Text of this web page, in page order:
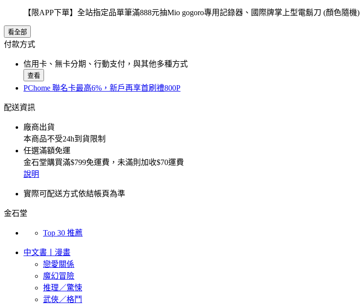
【限APP下單】全站指定品單筆滿888元抽Mio gogoro專用記錄器、國際牌掌上型電鬍刀 (顏色隨機)
看全部
付款方式
信用卡、無卡分期、行動支付，與其他多種方式
查看
PChome 聯名卡最高6%，新戶再享首刷禮800P
配送資訊
廠商出貨
本商品不受24h到貨限制
任選滿額免運
金石堂購買滿$799免運費，未滿則加收$70運費
說明
實際可配送方式依結帳頁為準
金石堂
Top 30 推薦
中文書丨漫畫
戀愛關係
魔幻冒險
推理／驚悚
武俠／格鬥